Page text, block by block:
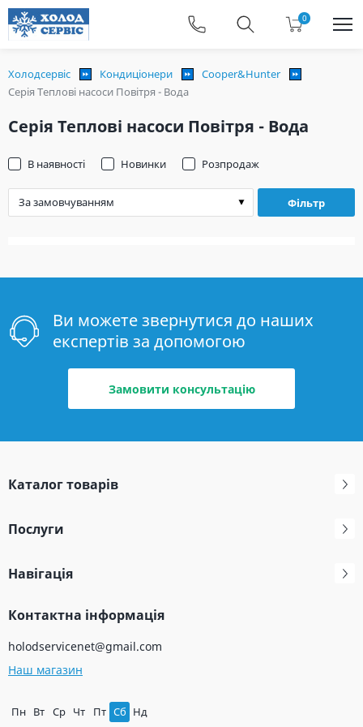
0
Холодсервіс Кондиціонери
Cooper&Hunter
Серія Теплові насоси Повітря - Вода
Серія Теплові насоси Повітря - Вода
Фільтр
В наявності Новинки Розпродаж
Ви можете звернутися до наших
експертів за допомогою
Замовити консультацію
Каталог товарів
Послуги
Навігація
Контактна інформація
holodservicenet@gmail.com
Наш магазин
Пн Вт Ср Чт Пт Сб Нд